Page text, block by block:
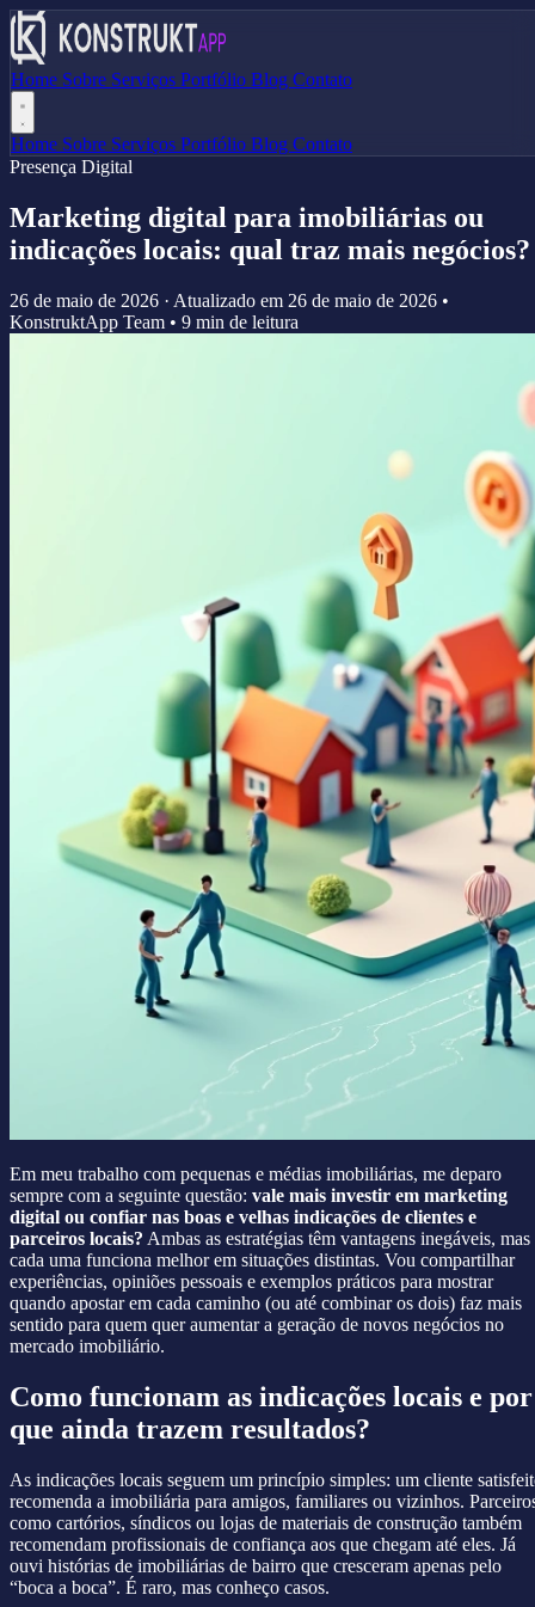
Home Sobre Serviços Portfólio Blog Contato
Home Sobre Serviços Portfólio Blog Contato
Presença Digital
Marketing digital para imobiliárias ou
indicações locais: qual traz mais negócios?
26 de maio de 2026 · Atualizado em 26 de maio de 2026 •
KonstruktApp Team • 9 min de leitura
Em meu trabalho com pequenas e médias imobiliárias, me deparo
sempre com a seguinte questão: vale mais investir em marketing
digital ou confiar nas boas e velhas indicações de clientes e
parceiros locais? Ambas as estratégias têm vantagens inegáveis, mas
cada uma funciona melhor em situações distintas. Vou compartilhar
experiências, opiniões pessoais e exemplos práticos para mostrar
quando apostar em cada caminho (ou até combinar os dois) faz mais
sentido para quem quer aumentar a geração de novos negócios no
mercado imobiliário.
Como funcionam as indicações locais e por
que ainda trazem resultados?
As indicações locais seguem um princípio simples: um cliente
recomenda a imobiliária para amigos, familiares ou vizinhos.
como cartórios, síndicos ou lojas de materiais de construção também
recomendam profissionais de confiança aos que chegam até eles. Já
ouvi histórias de imobiliárias de bairro que cresceram apenas pelo
“boca a boca”. É raro, mas conheço casos.